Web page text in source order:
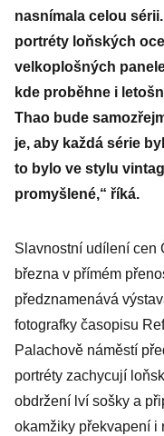
nasnímala celou
portréty loňských
velkoplošných
kde proběhne i
Thao bude
je, aby každá série
to bylo ve stylu
promyšlené,“ říká.
Slavnostní udílení cen
března v přímém
předznamenává
fotografky časopisu
Palachově náměstí
portréty zachycují
obdržení lví sošky a
okamžiky překvapení i